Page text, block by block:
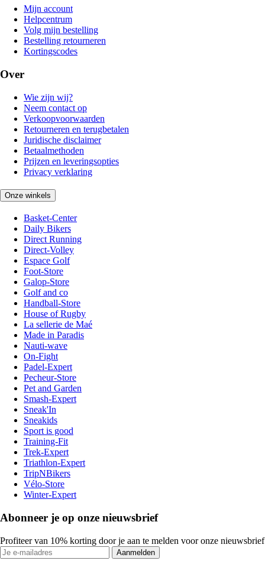
Mijn account
Helpcentrum
Volg mijn bestelling
Bestelling retourneren
Kortingscodes
Over
Wie zijn wij?
Neem contact op
Verkoopvoorwaarden
Retourneren en terugbetalen
Juridische disclaimer
Betaalmethoden
Prijzen en leveringsopties
Privacy verklaring
Onze winkels
Basket-Center
Daily Bikers
Direct Running
Direct-Volley
Espace Golf
Foot-Store
Galop-Store
Golf and co
Handball-Store
House of Rugby
La sellerie de Maé
Made in Paradis
Nauti-wave
On-Fight
Padel-Expert
Pecheur-Store
Pet and Garden
Smash-Expert
Sneak'In
Sneakids
Sport is good
Training-Fit
Trek-Expert
Triathlon-Expert
TripNBikers
Vélo-Store
Winter-Expert
Abonneer je op onze nieuwsbrief
Profiteer van 10% korting door je aan te melden voor onze nieuwsbrief
Aanmelden